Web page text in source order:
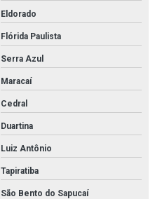
Eldorado
Flórida Paulista
Serra Azul
Maracaí
Cedral
Duartina
Luiz Antônio
Tapiratiba
São Bento do Sapucaí